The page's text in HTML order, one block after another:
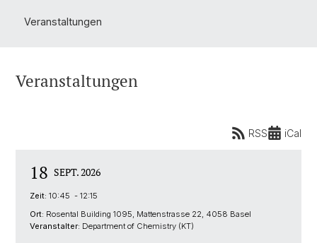
Veranstaltungen
Veranstaltungen
RSS iCal
18 SEPT. 2026
Zeit: 10:45 - 12:15
Ort: Rosental Building 1095, Mattenstrasse 22, 4058 Basel
Veranstalter: Department of Chemistry (KT)